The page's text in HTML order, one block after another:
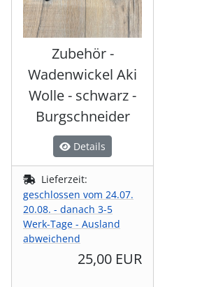
Zubehör -
Wadenwickel Aki
Wolle - schwarz -
Burgschneider
Details
Lieferzeit:
geschlossen vom 24.07.
20.08. - danach 3-5
Werk-Tage - Ausland
abweichend
25,00 EUR